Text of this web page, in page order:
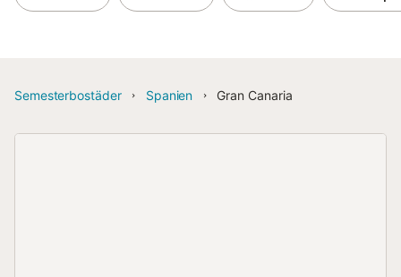
Semesterbostäder Spanien Gran Canaria